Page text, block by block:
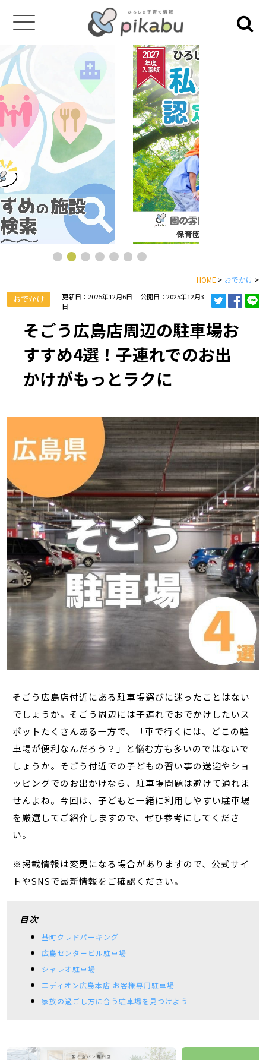
HOME > おでかけ >
おでかけ 更新日：2025年12月6日
公開日：2025年12月3
日
そごう広島店周辺の駐車場お
すすめ4選！子連れでのお出
かけがもっとラクに
そごう広島店付近にある駐車場選びに迷ったことはない
でしょうか。そごう周辺には子連れでおでかけしたいス
ポットたくさんある一方で、「車で行くには、どこの駐
車場が便利なんだろう？」と悩む方も多いのではないで
しょうか。そごう付近での子どもの習い事の送迎やショ
ッピングでのお出かけなら、駐車場問題は避けて通れま
せんよね。今回は、子どもと一緒に利用しやすい駐車場
を厳選してご紹介しますので、ぜひ参考にしてくださ
い。
※掲載情報は変更になる場合がありますので、公式サイ
トやSNSで最新情報をご確認ください。
目次
基町クレドパーキング
広島センタービル駐車場
シャレオ駐車場
エディオン広島本店 お客様専用駐車場
家族の過ごし方に合う駐車場を見つけよう